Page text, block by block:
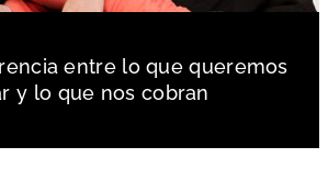
entre lo que queremos
y lo que nos cobran